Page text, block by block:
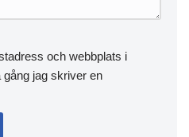
och webbplats i
gång jag skriver en